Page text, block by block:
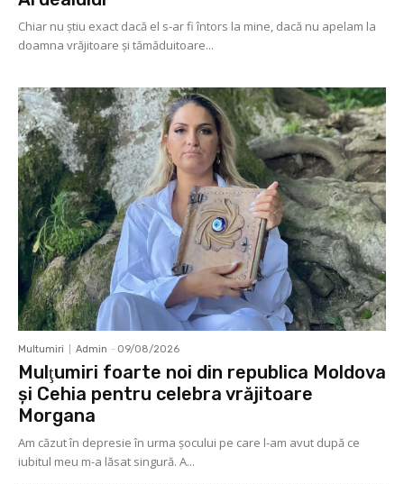
Chiar nu știu exact dacă el s-ar fi întors la mine, dacă nu apelam la
doamna vrăjitoare și tămăduitoare...
Multumiri Admin - 09/08/2026
Mulţumiri foarte noi din republica Moldova
și Cehia pentru celebra vrăjitoare
Morgana
Am căzut în depresie în urma șocului pe care l-am avut după ce
iubitul meu m-a lăsat singură. A...